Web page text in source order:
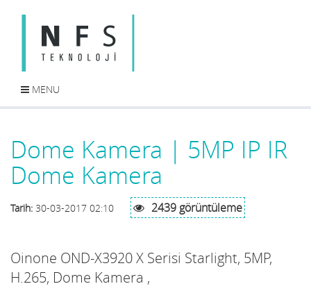
MENU
Dome Kamera | 5MP IP IR
Dome Kamera
Tarih: 30-03-2017 02:10 2439 görüntüleme
Oinone OND-X3920 X Serisi Starlight, 5MP,
H.265, Dome Kamera ,